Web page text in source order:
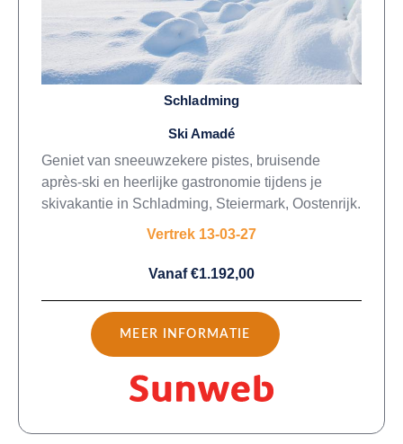
Schladming
Ski Amadé
Geniet van sneeuwzekere pistes, bruisende
après-ski en heerlijke gastronomie tijdens je
skivakantie in Schladming, Steiermark, Oostenrijk.
Vertrek 13-03-27
Vanaf €1.192,00
MEER INFORMATIE